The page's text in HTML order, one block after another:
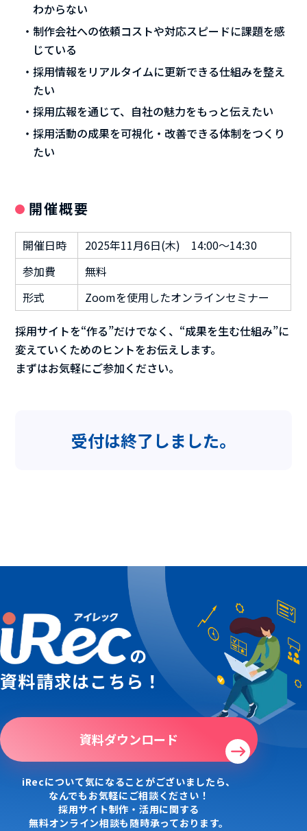
わからない
制作会社への依頼コストや対応スピードに課題を感
じている
採用情報をリアルタイムに更新できる仕組みを整え
たい
採用広報を通じて、自社の魅力をもっと伝えたい
採用活動の成果を可視化・改善できる体制をつくり
たい
開催概要
開催日時
2025年11月6日(木) 14:00～14:30
参加費
無料
形式
Zoomを使用したオンラインセミナー
採用サイトを“作る”だけでなく、“成果を生む仕組み”に
変えていくためのヒントをお伝えします。
まずはお気軽にご参加ください。
受付は終了しました。
の
資料請求はこちら！
資料ダウンロード
iRecについて気になることがございましたら、
なんでもお気軽にご相談ください！
採用サイト制作・活用に関する
無料オンライン相談も随時承っております。